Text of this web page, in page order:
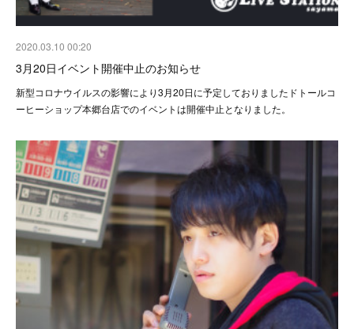
2020.03.10 00:20
3月20日イベント開催中止のお知らせ
新型コロナウイルスの影響により3月20日に予定しておりましたドトールコ
ーヒーショップ本郷台店でのイベントは開催中止となりました。